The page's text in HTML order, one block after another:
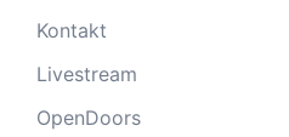
Kontakt
Livestream
OpenDoors